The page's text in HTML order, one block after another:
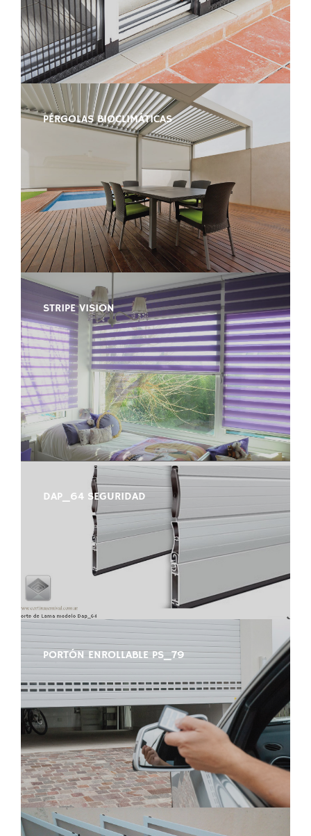
PÉRGOLAS BIOCLIMÁTICAS
STRIPE VISION
DAP_64 SEGURIDAD
PORTÓN ENROLLABLE PS_79